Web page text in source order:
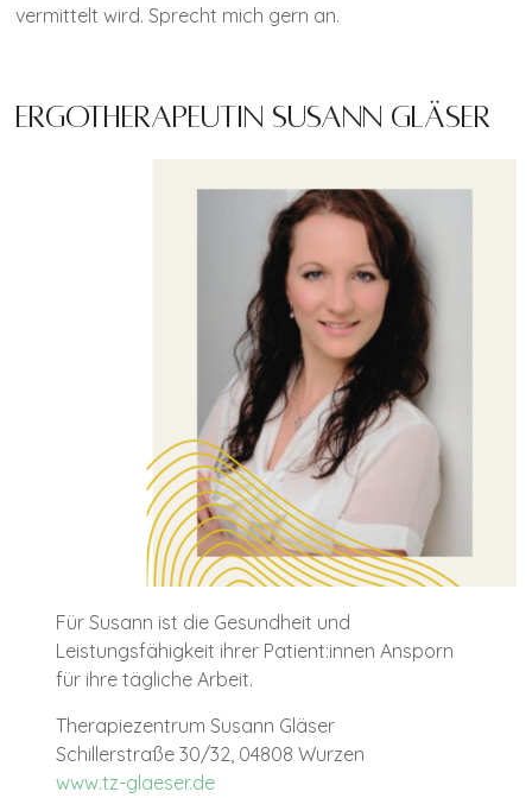
vermittelt wird. Sprecht mich gern an.
Ergotherapeutin Susann Gläser
Für Susann ist die Gesundheit und
Leistungsfähigkeit ihrer Patient:innen Ansporn
für ihre tägliche Arbeit.
Therapiezentrum Susann Gläser
Schillerstraße 30/32, 04808 Wurzen
www.tz-glaeser.de